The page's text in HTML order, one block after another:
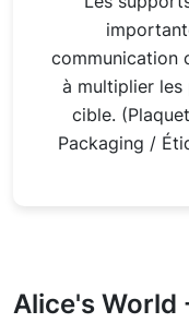
communication
à multiplier
cible.
Packaging /
Alice's World